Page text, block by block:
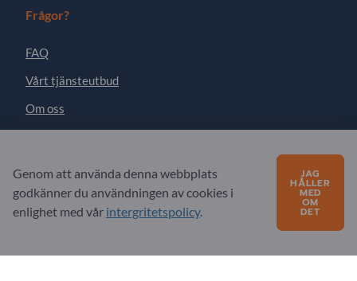
Frågor?
FAQ
Vårt tjänsteutbud
Om oss
Exportpages International Network
Exportpages International GmbH
76307 Karlsbad
Genom att använda denna webbplats
godkänner du användningen av cookies i
enlighet med vår intergritetspolicy.
JAG
HÅLLER
MED
OM
DET